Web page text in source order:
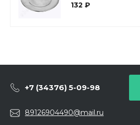
132 ₽
+7 (34376) 5-09-98
89126904490@mail.ru